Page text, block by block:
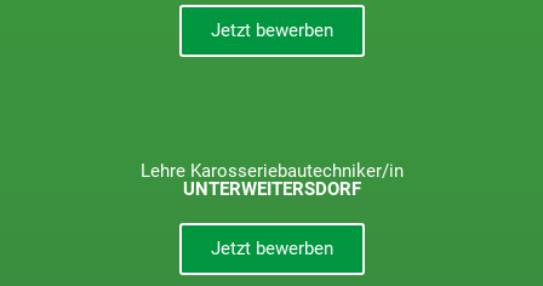
Jetzt bewerben
Lehre Karosseriebautechniker/in
UNTERWEITERSDORF
Jetzt bewerben